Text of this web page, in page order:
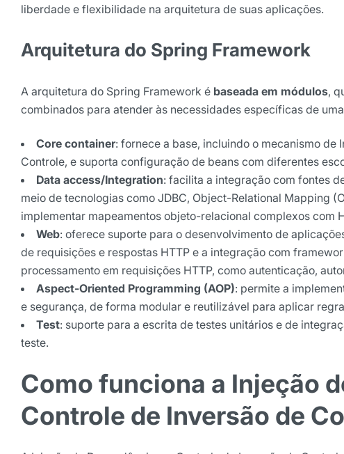
liberdade e flexibilidade na arquitetura de suas aplicações.
Arquitetura do Spring Framework
A arquitetura do Spring Framework é baseada em módulos,
combinados para atender às necessidades específicas de
Core container: fornece a base, incluindo o mecanismo de
Controle, e suporta configuração de beans com diferentes
Data access/Integration: facilita a integração com fontes
meio de tecnologias como JDBC, Object-Relational Mapping
implementar mapeamentos objeto-relacional complexos com
Web: oferece suporte para o desenvolvimento de
de requisições e respostas HTTP e a integração com
processamento em requisições HTTP, como autenticação,
Aspect-Oriented Programming (AOP): permite a
e segurança, de forma modular e reutilizável para aplicar
Test: suporte para a escrita de testes unitários e de
teste.
Como funciona a Injeção
Controle de Inversão de